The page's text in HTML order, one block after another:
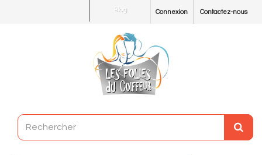
Contactez-nous
Connexion
Blog